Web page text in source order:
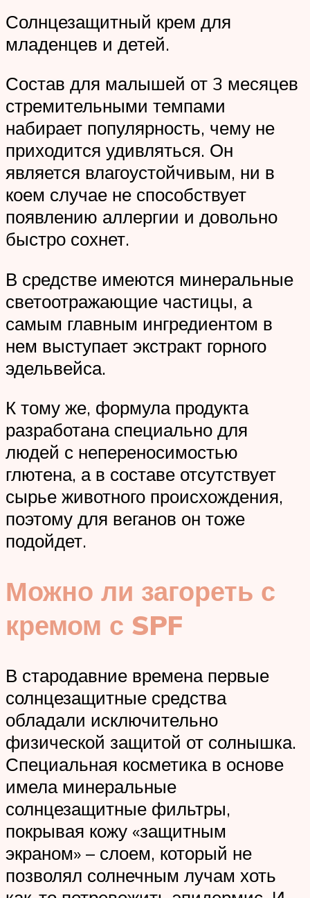
Солнцезащитный крем для
младенцев и детей.
Состав для малышей от 3 месяцев
стремительными темпами
набирает популярность, чему не
приходится удивляться. Он
является влагоустойчивым, ни в
коем случае не способствует
появлению аллергии и довольно
быстро сохнет.
В средстве имеются минеральные
светоотражающие частицы, а
самым главным ингредиентом в
нем выступает экстракт горного
эдельвейса.
К тому же, формула продукта
разработана специально для
людей с непереносимостью
глютена, а в составе отсутствует
сырье животного происхождения,
поэтому для веганов он тоже
подойдет.
Можно ли загореть с
кремом с SPF
В стародавние времена первые
солнцезащитные средства
обладали исключительно
физической защитой от солнышка.
Специальная косметика в основе
имела минеральные
солнцезащитные фильтры,
покрывая кожу «защитным
экраном» – слоем, который не
позволял солнечным лучам хоть